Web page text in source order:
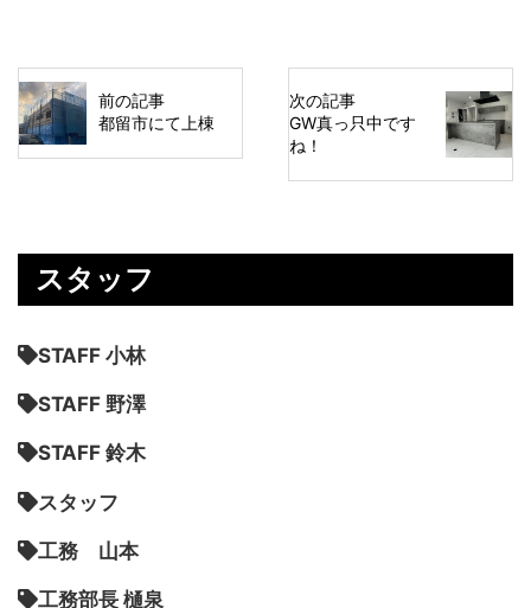
前の記事
都留市にて上棟
次の記事
GW真っ只中です
ね！
スタッフ
STAFF 小林
STAFF 野澤
STAFF 鈴木
スタッフ
工務 山本
工務部長 樋泉